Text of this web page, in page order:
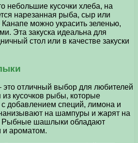
небольшие кусочки хлеба, на
нарезанная рыба, сыр или
можно украсить зеленью,
Эта закуска идеальна для
стол или в качестве закуски
отличный выбор для любителей
из кусочков рыбы, которые
добавлением специй, лимона и
на шампуры и жарят на
Рыбные шашлыки обладают
ароматом.